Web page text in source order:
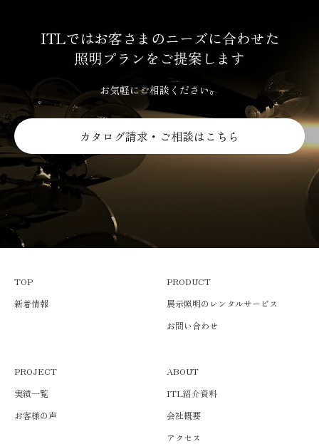
ITLではお客さまのニーズに合わせた
照明プランをご提案します
お気軽にご相談ください。
カタログ請求・ご相談はこちら
TOP
新着情報
PRODUCT
展示照明のレンタルサービス
お問い合わせ
PROJECT
実績一覧
お客様の声
ABOUT
ITL紹介資料
会社概要
アクセス